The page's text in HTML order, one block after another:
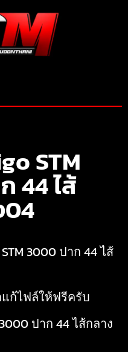
STM
44 ไส้
3000 ปาก 44 ไส้
ก้ไฟล์ให้ฟรีครับ
ปาก 44 ไส้กลาง